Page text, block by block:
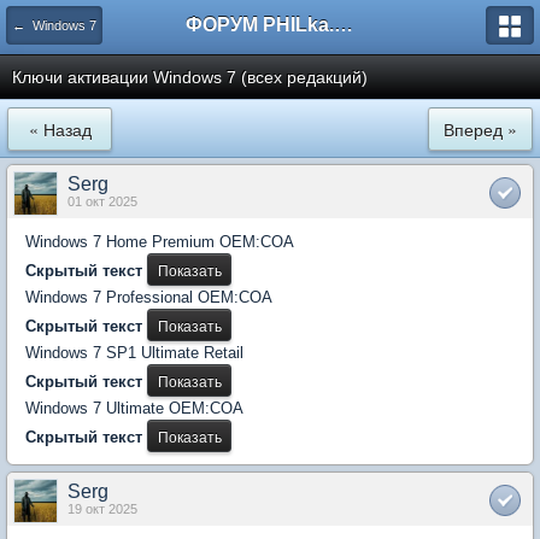
← Windows 7 ФОРУМ PHILka.RU
Ключи активации Windows 7 (всех редакций)
« Назад Вперед »
Serg
01 окт 2025
Windows 7 Home Premium OEM:COA
Скрытый текст
Windows 7 Professional OEM:COA
Скрытый текст
Windows 7 SP1 Ultimate Retail
Скрытый текст
Windows 7 Ultimate OEM:COA
Скрытый текст
Serg
19 окт 2025